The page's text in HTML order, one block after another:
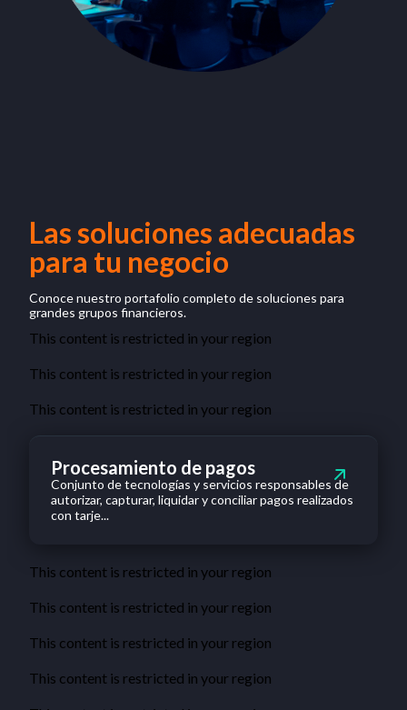
Las soluciones adecuadas
para tu negocio
Conoce nuestro portafolio completo de soluciones para
grandes grupos financieros.
This content is restricted in your region
This content is restricted in your region
This content is restricted in your region
Procesamiento de pagos
Conjunto de tecnologías y servicios responsables de
autorizar, capturar, liquidar y conciliar pagos realizados
con tarje...
This content is restricted in your region
This content is restricted in your region
This content is restricted in your region
This content is restricted in your region